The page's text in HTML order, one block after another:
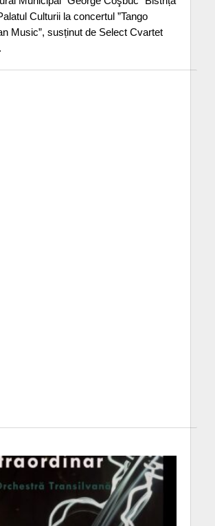
Culturii la concertul ”Tango
Music”, susținut de Select Cvartet